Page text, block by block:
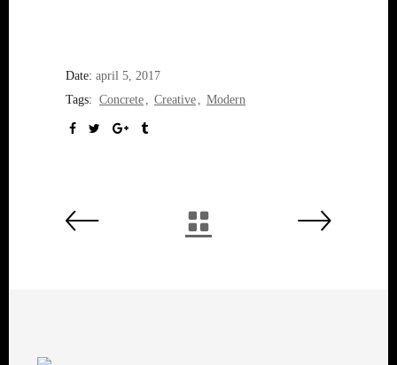
Date: april 5, 2017
Tags: Concrete Creative Modern